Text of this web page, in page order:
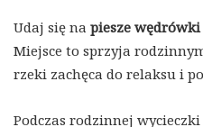
Udaj się na piesze wędrówki
Miejsce to sprzyja
rzeki zachęca do relaksu i
Podczas rodzinnej